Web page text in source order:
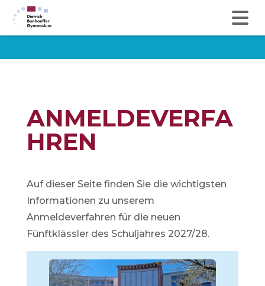
ANMELDEVERFA
HREN
Auf dieser Seite finden Sie die wichtigsten
Informationen zu unserem
Anmeldeverfahren für die neuen
Fünftklässler des Schuljahres 2027/28.